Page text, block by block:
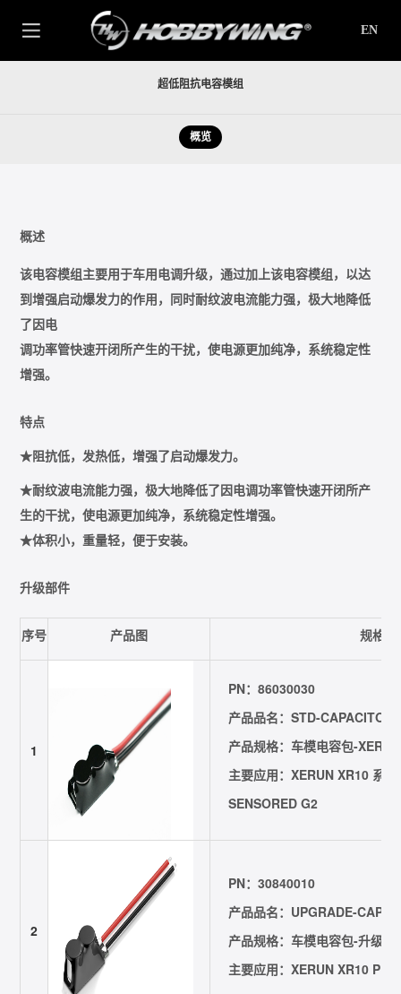
EN
超低阻抗电容模组
概览
概述
该电容模组主要用于车用电调升级，通过加上该电容模组，以达
到增强启动爆发力的作用，同时耐纹波电流能力强，极大地降低
了因电
调功率管快速开闭所产生的干扰，使电源更加纯净，系统稳定性
增强。
特点
★阻抗低，发热低，增强了启动爆发力。
★耐纹波电流能力强，极大地降低了因电调功率管快速开闭所产
生的干扰，使电源更加纯净，系统稳定性增强。
★体积小，重量轻，便于安装。
升级部件
序号 产品图 规格参
1
PN：86030030
产品品名：STD-
产品规格：车模电容包-
主要应用：XERUN XR10 系
SENSORED G2
2
PN：30840010
产品品名：UPGRADE-
产品规格：车模电容包-升级
主要应用：XERUN XR10